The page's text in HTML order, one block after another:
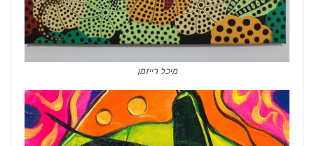
מיכל רייזמן